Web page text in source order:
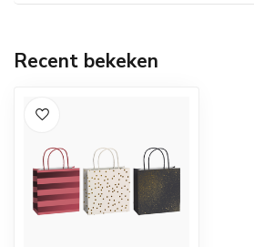
Recent bekeken